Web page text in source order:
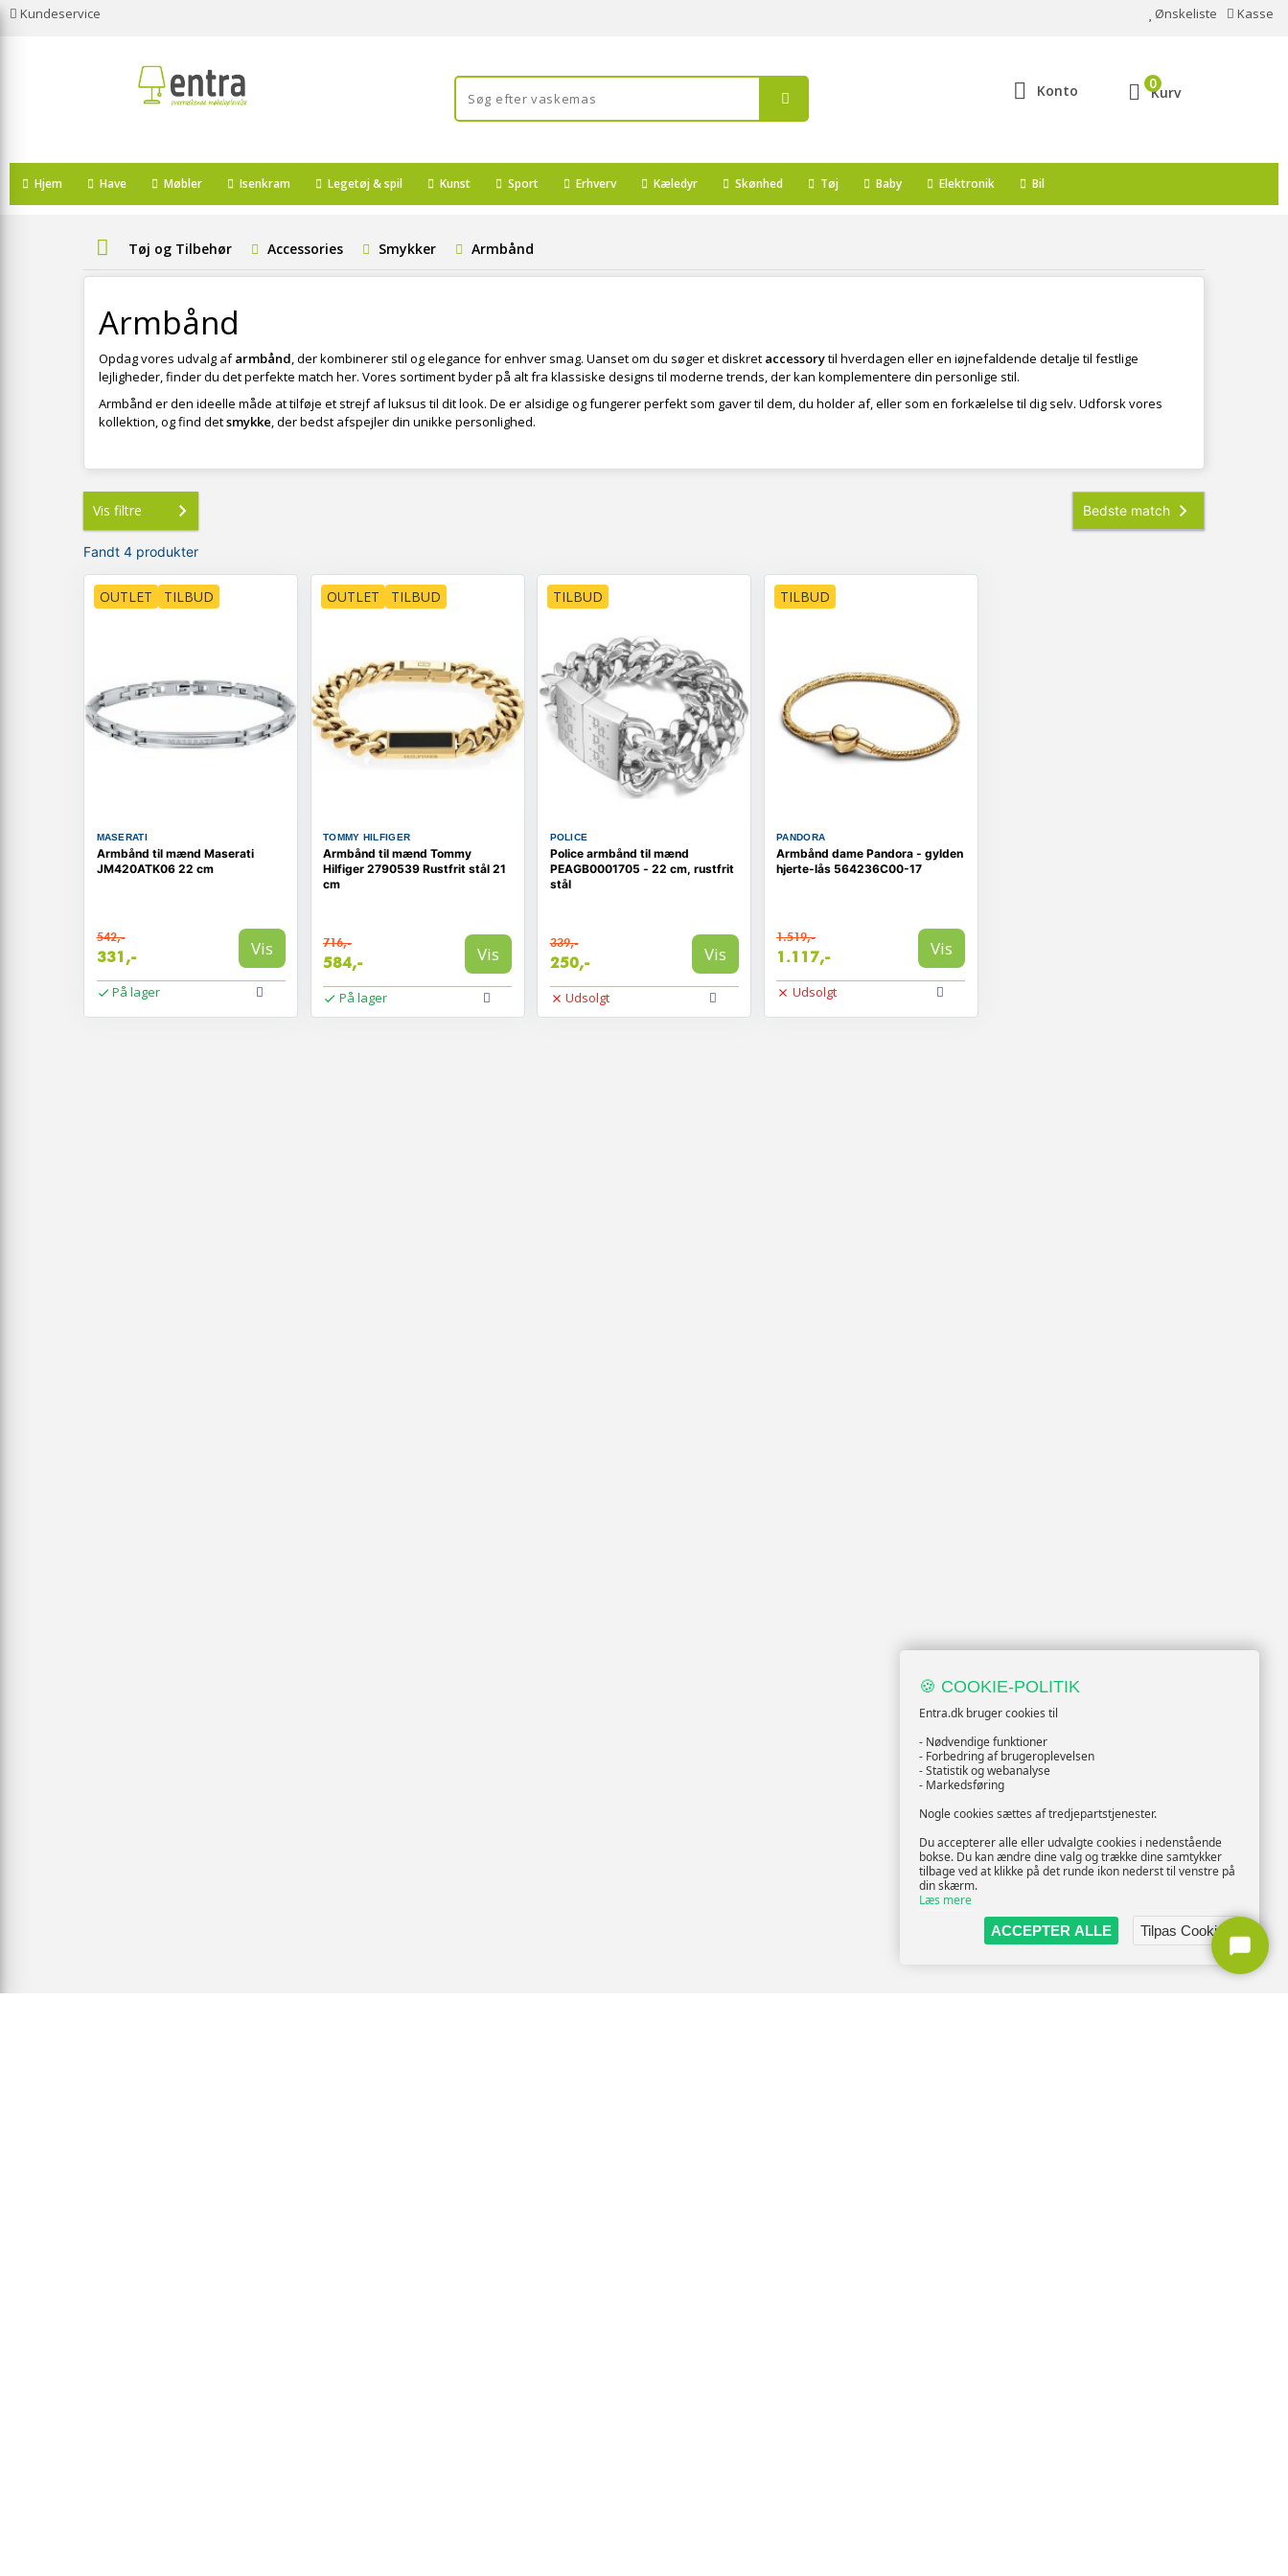
Kundeservice Ønskeliste Kasse
Konto Kurv
0
Hjem Have Møbler Isenkram Legetøj & spil Kunst Sport Erhverv Kæledyr Skønhed Tøj Baby Elektronik Bil
Tøj og Tilbehør Accessories Smykker Armbånd
Armbånd
Opdag vores udvalg afarmbånd, der kombinerer stil og elegance for enhver smag. Uanset om du søger et diskret accessorytil hverdagen eller en iøjnefaldende detalje til festlige
lejligheder, finder du det perfekte match her. Vores sortiment byder på alt fra klassiske designs til moderne trends, der kan komplementere din personlige stil.
Armbånd er den ideelle måde at tilføje et strejf af luksus til dit look. De er alsidige og fungerer perfekt som gaver til dem, du holder af, eller som en forkælelse til dig selv. Udforsk vores
kollektion, og find detsmykke, der bedst afspejler din unikke personlighed.
Vis filtre
Fandt 4 produkter
OUTLET TILBUD
MASERATI
Armbånd til mænd Maserati
JM420ATK06 22 cm
542,-
331,- Vis
På lager
OUTLET TILBUD
TOMMY HILFIGER
Armbånd til mænd Tommy
Hilfiger 2790539 Rustfrit stål 21
cm
716,-
584,- Vis
På lager
TILBUD
POLICE
Police armbånd til mænd
PEAGB0001705 - 22 cm, rustfrit
stål
339,-
250,- Vis
Udsolgt
TILBUD
PANDORA
Armbånd dame Pandora - gylden
hjerte-lås 564236C00-17
1.519,-
1.117,- Vis
Udsolgt
🍪 COOKIE-POLITIK
Entra.dk bruger cookies til
- Nødvendige funktioner
- Forbedring af brugeroplevelsen
- Statistik og webanalyse
- Markedsføring
Nogle cookies sættes af tredjepartstjenester.
Du accepterer alle eller udvalgte cookies i nedenstående
bokse. Du kan ændre dine valg og trække dine samtykker
tilbage ved at klikke på det runde ikon nederst til venstre på
din skærm.
Læs mere
ACCEPTER ALLE
Tilpas Cookies